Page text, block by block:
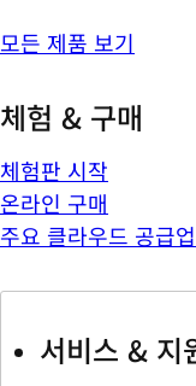
모든 제품 보기
체험 & 구매
체험판 시작
온라인 구매
주요 클라우드 공급
서비스 & 지